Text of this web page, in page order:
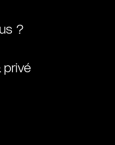
?
privé